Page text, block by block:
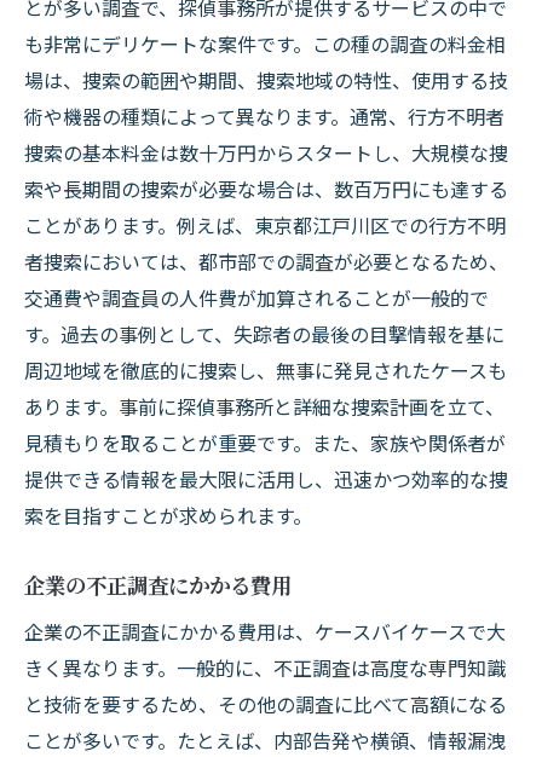
盗聴盗撮調査の料金とその特性
出張費用や経費の内訳
各調査の料金比較とその選び方
江戸川区の探偵事務所で提供される調査内容と
その料金相場
浮気調査の内容と相場
行方不明者捜索の具体的な内容と費用
企業不正調査の詳細と料金
盗聴盗撮調査の内容とその価格
各調査内容の特徴と相場比較
探偵事務所のサービス内容を理解する
探偵事務所の料金が変動する理由とは？江戸川
区の事例をもとに解説
調査期間の長短による費用の変動
調査技術や機材の違いによるコスト
江戸川区の具体的な料金変動事例
とが多い調査で、探偵事務所が提供するサービスの中で
も非常にデリケートな案件です。この種の調査の料金相
場は、捜索の範囲や期間、捜索地域の特性、使用する技
術や機器の種類によって異なります。通常、行方不明者
捜索の基本料金は数十万円からスタートし、大規模な捜
索や長期間の捜索が必要な場合は、数百万円にも達する
ことがあります。例えば、東京都江戸川区での行方不明
者捜索においては、都市部での調査が必要となるため、
交通費や調査員の人件費が加算されることが一般的で
す。過去の事例として、失踪者の最後の目撃情報を基に
周辺地域を徹底的に捜索し、無事に発見されたケースも
あります。事前に探偵事務所と詳細な捜索計画を立て、
見積もりを取ることが重要です。また、家族や関係者が
提供できる情報を最大限に活用し、迅速かつ効率的な捜
索を目指すことが求められます。
企業の不正調査にかかる費用
企業の不正調査にかかる費用は、ケースバイケースで大
きく異なります。一般的に、不正調査は高度な専門知識
と技術を要するため、その他の調査に比べて高額になる
ことが多いです。たとえば、内部告発や横領、情報漏洩